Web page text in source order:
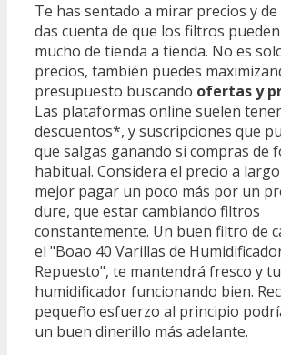
Te has sentado a mirar precios y
das cuenta de que los filtros
mucho de tienda a tienda. No es
precios, también puedes
presupuesto buscando ofertas y
Las plataformas online suelen
descuentos*, y suscripciones que
que salgas ganando si compras de
habitual. Considera el precio a
mejor pagar un poco más por un
dure, que estar cambiando filtros
constantemente. Un buen filtro de
el "Boao 40 Varillas de
Repuesto", te mantendrá fresco y tu
humidificador funcionando bien.
pequeño esfuerzo al principio
un buen dinerillo más adelante.